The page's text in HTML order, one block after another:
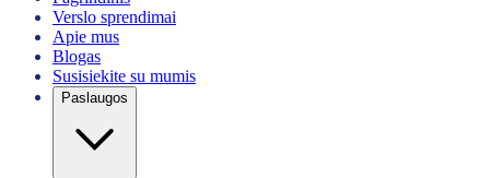
Verslo sprendimai
Apie mus
Blogas
Susisiekite su mumis
Paslaugos